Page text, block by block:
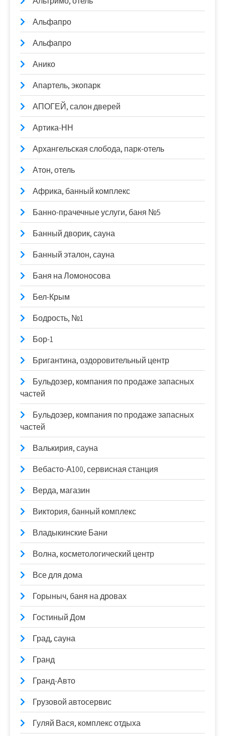
Альфапро
Альфапро
Анико
Апартель, экопарк
АПОГЕЙ, салон дверей
Артика-НН
Архангельская слобода, парк-отель
Атон, отель
Африка, банный комплекс
Банно-прачечные услуги, баня №5
Банный дворик, сауна
Банный эталон, сауна
Баня на Ломоносова
Бел-Крым
Бодрость, №1
Бор-1
Бригантина, оздоровительный центр
Бульдозер, компания по продаже запасных
частей
Бульдозер, компания по продаже запасных
частей
Валькирия, сауна
Вебасто-А100, сервисная станция
Верда, магазин
Виктория, банный комплекс
Владыкинские Бани
Волна, косметологический центр
Все для дома
Горыныч, баня на дровах
Гостиный Дом
Град, сауна
Гранд
Гранд-Авто
Грузовой автосервис
Гуляй Вася, комплекс отдыха